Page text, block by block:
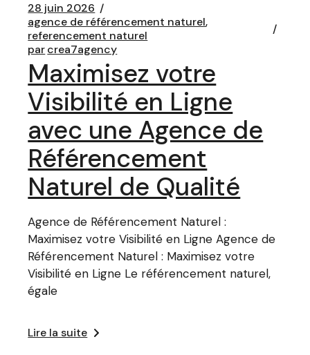
28 juin 2026
agence de référencement naturel
referencement naturel
parcrea7agency
Maximisez votre
Visibilité en Ligne
avec une Agence de
Référencement
Naturel de Qualité
Agence de Référencement Naturel :
Maximisez votre Visibilité en Ligne Agence de
Référencement Naturel : Maximisez votre
Visibilité en Ligne Le référencement naturel,
égale
Lire la suite